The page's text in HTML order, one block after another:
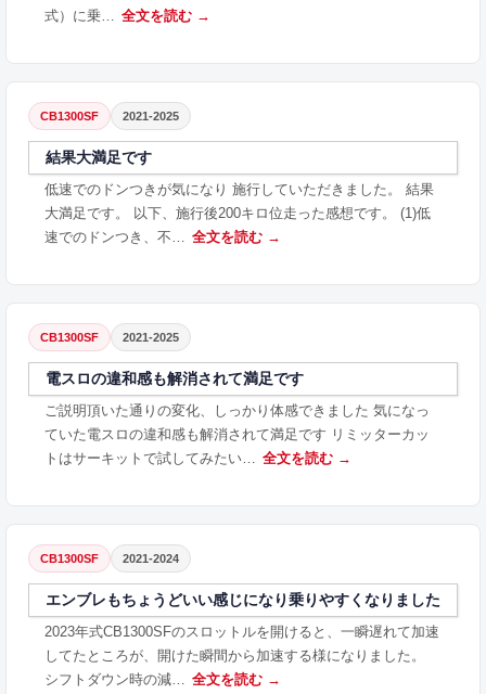
式）に乗… 全文を読む →
CB1300SF 2021-2025
結果大満足です
低速でのドンつきが気になり 施行していただきました。 結果
大満足です。 以下、施行後200キロ位走った感想です。 (1)低
速でのドンつき、不…
全文を読む →
CB1300SF 2021-2025
電スロの違和感も解消されて満足です
ご説明頂いた通りの変化、しっかり体感できました 気になっ
ていた電スロの違和感も解消されて満足です リミッターカッ
トはサーキットで試してみたい…
全文を読む →
CB1300SF 2021-2024
エンブレもちょうどいい感じになり乗りやすくなりました
2023年式CB1300SFのスロットルを開けると、一瞬遅れて加速
してたところが、開けた瞬間から加速する様になりました。
シフトダウン時の減…
全文を読む →